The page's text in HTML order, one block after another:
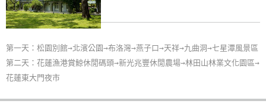
第一天：松園別館→北濱公園→布洛灣→燕子口→天祥→九曲洞→七星潭風景區
第二天：花蓮漁港賞鯨休閒碼頭→新光兆豐休閒農場→林田山林業文化園區→
花蓮東大門夜市